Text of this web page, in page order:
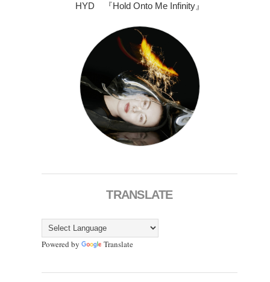
HYD 『Hold Onto Me Infinity』
TRANSLATE
Powered by Translate